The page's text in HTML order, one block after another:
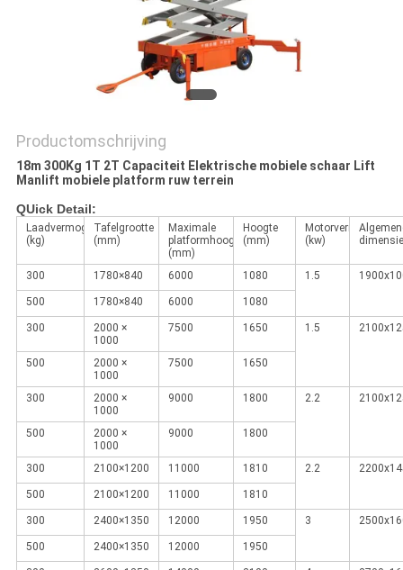
Productomschrijving
18m 300Kg 1T 2T Capaciteit Elektrische mobiele schaar Lift
Manlift mobiele platform ruw terrein
QUick Detail:
Laadvermogen
(kg)
Tafelgrootte
(mm)
Maximale
platformhoogte.
(mm)
Hoogte
(mm)
Motorvermogen
(kw)
dimensie
300 1780×840 6000 1080 1.5
500 1780×840 6000 1080
300
2000 ×
1000
7500 1650 1.5
500
2000 ×
1000
7500 1650
300
2000 ×
1000
9000 1800 2.2
500
2000 ×
1000
9000 1800
300 2100×1200 11000 1810 2.2
500 2100×1200 11000 1810
300 2400×1350 12000 1950 3
500 2400×1350 12000 1950